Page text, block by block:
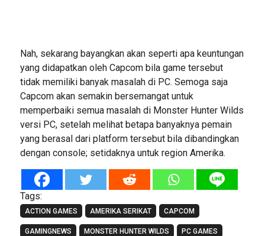
Nah, sekarang bayangkan akan seperti apa keuntungan
yang didapatkan oleh Capcom bila game tersebut
tidak memiliki banyak masalah di PC. Semoga saja
Capcom akan semakin bersemangat untuk
memperbaiki semua masalah di Monster Hunter Wilds
versi PC, setelah melihat betapa banyaknya pemain
yang berasal dari platform tersebut bila dibandingkan
dengan console; setidaknya untuk region Amerika.
Tags:
ACTION GAMES AMERIKA SERIKAT CAPCOM
GAMINGNEWS MONSTER HUNTER WILDS PC GAMES